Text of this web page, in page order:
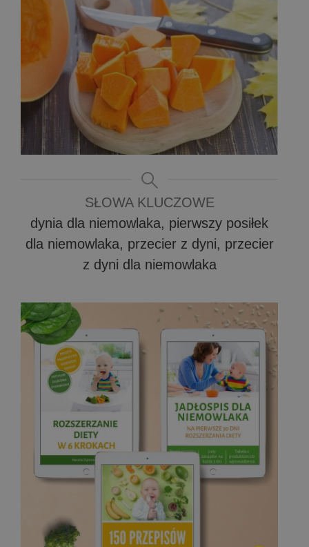
SŁOWA KLUCZOWE
dynia dla niemowlaka, pierwszy posiłek
dla niemowlaka, przecier z dyni, przecier
z dyni dla niemowlaka